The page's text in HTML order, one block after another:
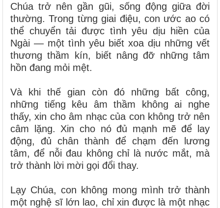
Chúa trở nên gần gũi, sống động giữa đời
thường. Trong từng giai điệu, con ước ao có
thể chuyển tải được tình yêu dịu hiền của
Ngài — một tình yêu biết xoa dịu những vết
thương thầm kín, biết nâng đỡ những tâm
hồn đang mỏi mệt.
Và khi thế gian còn đó những bất công,
những tiếng kêu âm thầm không ai nghe
thấy, xin cho âm nhạc của con không trở nên
câm lặng. Xin cho nó đủ mạnh mẽ để lay
động, đủ chân thành để chạm đến lương
tâm, để nỗi đau không chỉ là nước mắt, mà
trở thành lời mời gọi đổi thay.
Lạy Chúa, con không mong mình trở thành
một nghệ sĩ lớn lao, chỉ xin được là một nhạc